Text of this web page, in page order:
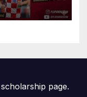
page.